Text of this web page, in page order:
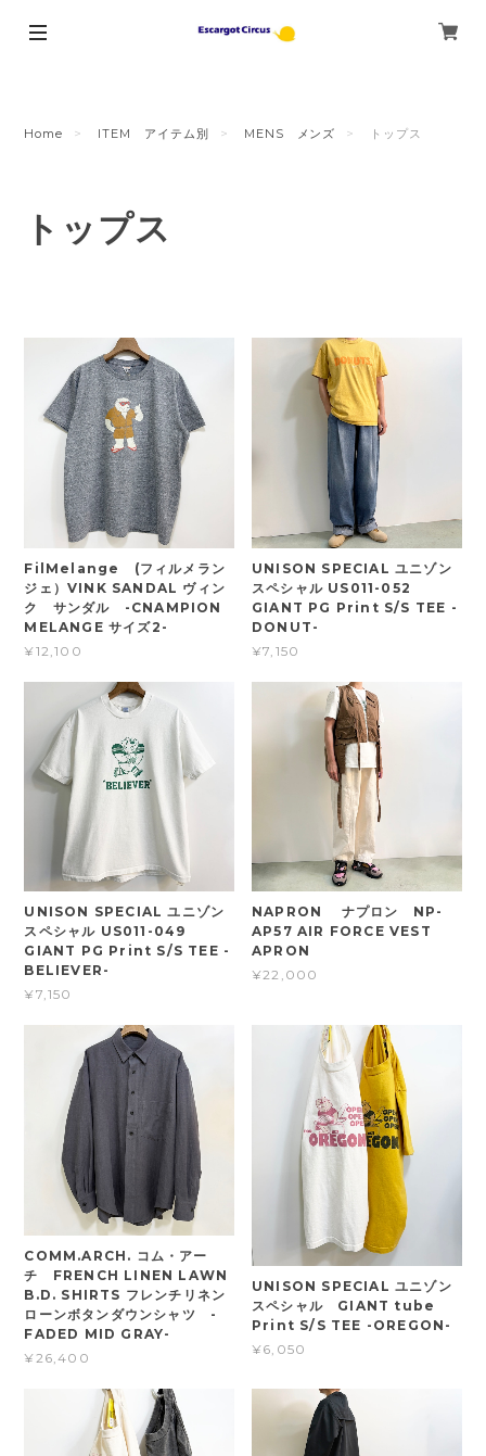
Home ITEM アイテム別 MENS メンズ トップス
トップス
FilMelange (フィルメラン
ジェ）VINK SANDAL ヴィン
ク サンダル -CNAMPION
MELANGE サイズ2-
¥12,100
UNISON SPECIAL ユニゾン
スペシャル US011-052
GIANT PG Print S/S TEE -
DONUT-
¥7,150
UNISON SPECIAL ユニゾン
スペシャル US011-049
GIANT PG Print S/S TEE -
BELIEVER-
¥7,150
NAPRON ナプロン NP-
AP57 AIR FORCE VEST
APRON
¥22,000
COMM.ARCH. コム・アー
チ FRENCH LINEN LAWN
B.D. SHIRTS フレンチリネン
ローンボタンダウンシャツ -
FADED MID GRAY-
¥26,400
UNISON SPECIAL ユニゾン
スペシャル GIANT tube
Print S/S TEE -OREGON-
¥6,050